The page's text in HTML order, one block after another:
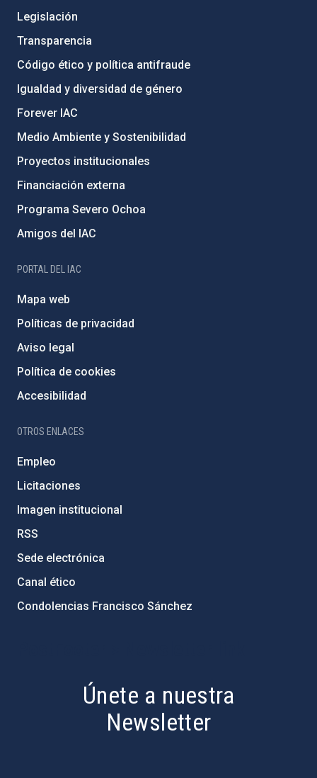
Legislación
Transparencia
Código ético y política antifraude
Igualdad y diversidad de género
Forever IAC
Medio Ambiente y Sostenibilidad
Proyectos institucionales
Financiación externa
Programa Severo Ochoa
Amigos del IAC
PORTAL DEL IAC
Mapa web
Políticas de privacidad
Aviso legal
Política de cookies
Accesibilidad
OTROS ENLACES
Empleo
Licitaciones
Imagen institucional
RSS
Sede electrónica
Canal ético
Condolencias Francisco Sánchez
Únete a nuestra
Newsletter